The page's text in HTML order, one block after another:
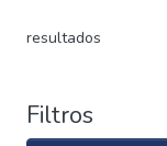
resultados
Filtros